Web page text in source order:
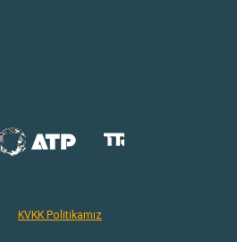
KVKK Politikamız